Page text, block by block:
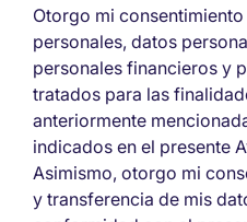
Otorgo mi
personales, datos
personales financieros y
tratados para las
anteriormente
indicados en el presente
Asimismo, otorgo mi
y transferencia de mis